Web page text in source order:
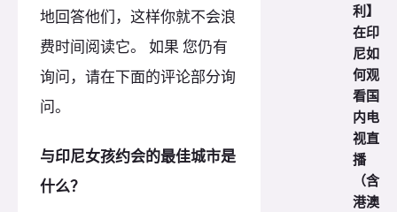
地回答他们，这样你就不会浪
费时间阅读它。 如果 您仍有
询问，请在下面的评论部分询
问。
与印尼女孩约会的最佳城市是
什么？
利】
在印
尼如
何观
看国
内电
视直
播
（含
港澳